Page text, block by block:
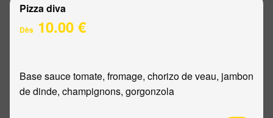
Pizza diva
Dès 10.00 €
Base sauce tomate, fromage, chorizo de veau, jambon
de dinde, champignons, gorgonzola